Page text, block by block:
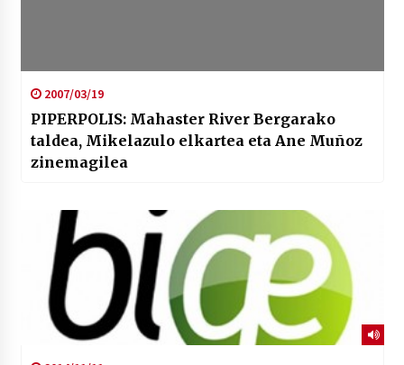
2007/03/19
PIPERPOLIS: Mahaster River Bergarako
taldea, Mikelazulo elkartea eta Ane Muñoz
zinemagilea